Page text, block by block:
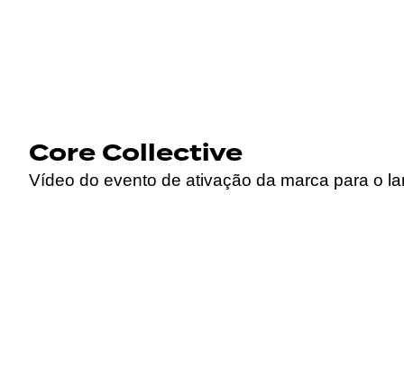
Core Collective
Vídeo do evento de ativação da marca para o